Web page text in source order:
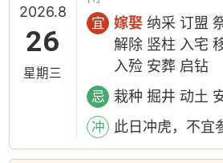
2026.8
26
星期三
宜 嫁娶 纳采 订盟
解除 竖柱 入宅
入殓 安葬 启钻
忌 栽种 掘井 动土
冲 此日冲虎，不宜